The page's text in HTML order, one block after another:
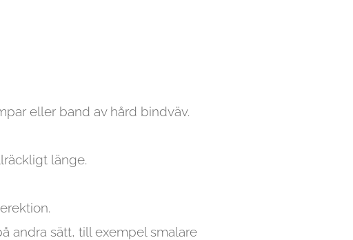
eller band av hård bindväv.
länge.
andra sätt, till exempel smalare